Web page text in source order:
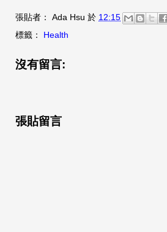
張貼者： Ada Hsu 於 12:15
標籤： Health
沒有留言:
張貼留言